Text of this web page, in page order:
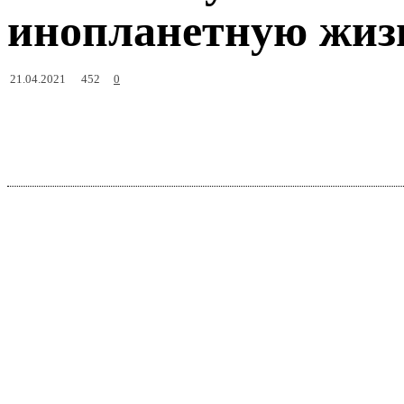
инопланетную
21.04.2021 452 0